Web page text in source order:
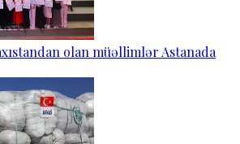
olan müəllimlər Astanada